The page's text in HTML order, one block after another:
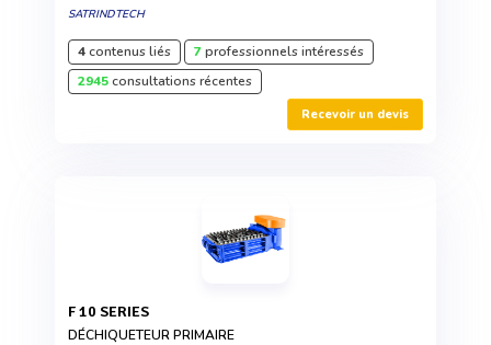
SATRINDTECH
4contenus liés 7professionnels intéressés
2945consultations récentes
Recevoir un devis
F 10 SERIES
DÉCHIQUETEUR PRIMAIRE